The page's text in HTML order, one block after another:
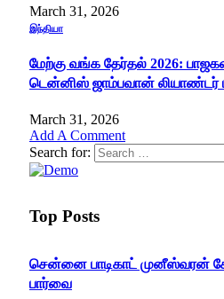
March 31, 2026
இந்தியா
மேற்கு வங்க தேர்தல் 2026:
டென்னிஸ் ஜாம்பவான் லியாண்டர்
March 31, 2026
Add A Comment
Search for:
Top Posts
சென்னை பாடிகாட் முனீஸ்வரன்
பார்வை